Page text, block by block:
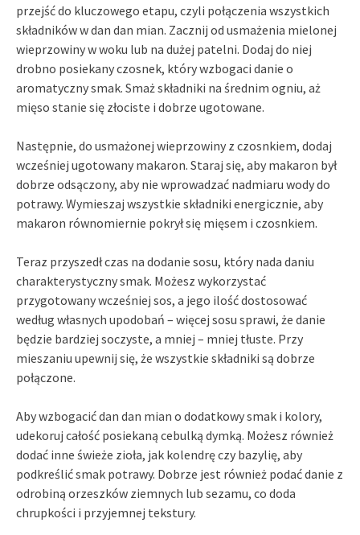
przejść do kluczowego etapu, czyli połączenia wszystkich
składników w dan dan mian. Zacznij od usmażenia mielonej
wieprzowiny w woku lub na dużej patelni. Dodaj do niej
drobno posiekany czosnek, który wzbogaci danie o
aromatyczny smak. Smaż składniki na średnim ogniu, aż
mięso stanie się złociste i dobrze ugotowane.
Następnie, do usmażonej wieprzowiny z czosnkiem, dodaj
wcześniej ugotowany makaron. Staraj się, aby makaron był
dobrze odsączony, aby nie wprowadzać nadmiaru wody do
potrawy. Wymieszaj wszystkie składniki energicznie, aby
makaron równomiernie pokrył się mięsem i czosnkiem.
Teraz przyszedł czas na dodanie sosu, który nada daniu
charakterystyczny smak. Możesz wykorzystać
przygotowany wcześniej sos, a jego ilość dostosować
według własnych upodobań – więcej sosu sprawi, że danie
będzie bardziej soczyste, a mniej – mniej tłuste. Przy
mieszaniu upewnij się, że wszystkie składniki są dobrze
połączone.
Aby wzbogacić dan dan mian o dodatkowy smak i kolory,
udekoruj całość posiekaną cebulką dymką. Możesz również
dodać inne świeże zioła, jak kolendrę czy bazylię, aby
podkreślić smak potrawy. Dobrze jest również podać danie z
odrobiną orzeszków ziemnych lub sezamu, co doda
chrupkości i przyjemnej tekstury.